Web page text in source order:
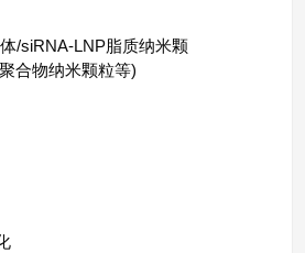
/siRNA-LNP脂质纳米颗
合物纳米颗粒等)